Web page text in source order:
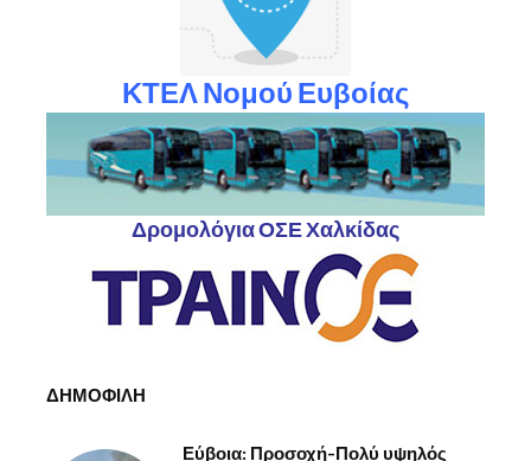
ΚΤΕΛ Νομού Ευβοίας
Δρομολόγια ΟΣΕ Χαλκίδας
ΔΗΜΟΦΙΛΗ
Εύβοια: Προσοχή-Πολύ υψηλός